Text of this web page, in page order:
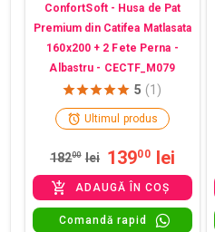
ConfortSoft - Husa de Pat
Premium din Catifea Matlasata
160x200 + 2 Fete Perna -
Albastru - CECTF_M079
5 (1)
Ultimul produs
18200 lei 13900 lei
ADAUGĂ ÎN COȘ
Comandă rapid